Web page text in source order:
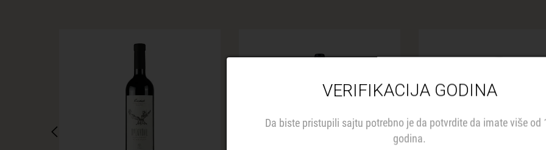
VERIFIKACIJA GODINA
Da biste pristupili sajtu potrebno je da potvrdite da imate više od
godina.